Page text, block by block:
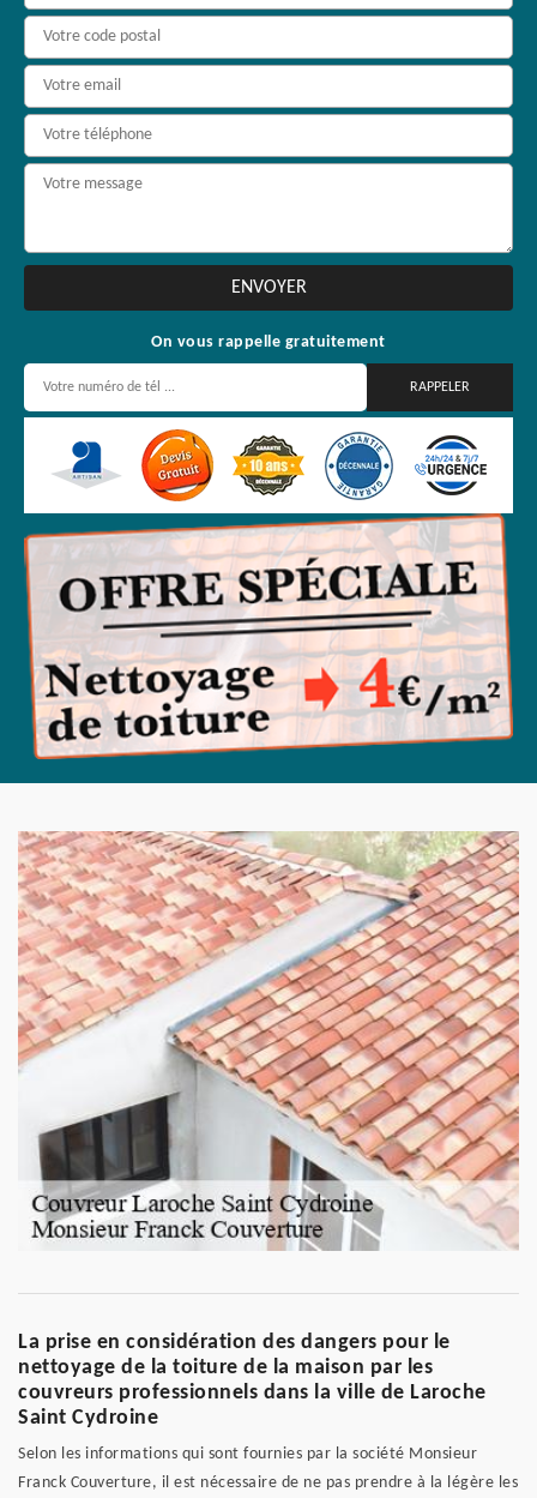
On vous rappelle gratuitement
La prise en considération des dangers pour le
nettoyage de la toiture de la maison par les
couvreurs professionnels dans la ville de Laroche
Saint Cydroine
Selon les informations qui sont fournies par la société Monsieur
Franck Couverture, il est nécessaire de ne pas prendre à la légère les